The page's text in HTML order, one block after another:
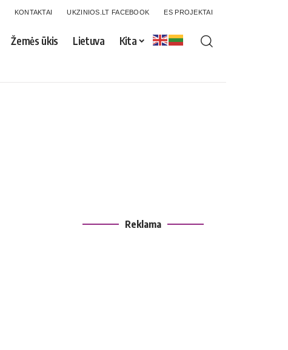
KONTAKTAI UKZINIOS.LT FACEBOOK ES PROJEKTAI
Žemės ūkis Lietuva Kita
Reklama